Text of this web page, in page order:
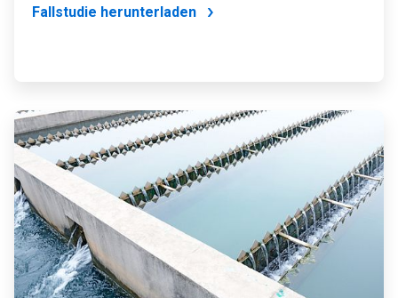
Fallstudie herunterladen
ArticleTile
2
von
4